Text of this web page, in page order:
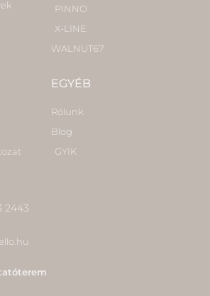
PINNO
X-LINE
WALNUT67
2443
EGYÉB
Rólunk
Blog
GYIK